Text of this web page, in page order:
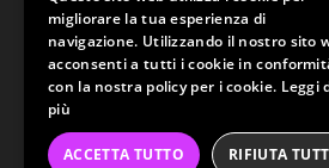
Law & Disclaimer
PRIVACY POLICY
COOKIE POLICY
ORDINE AVVOCATI PERUGIA
migliorare la tua esperienza di
navigazione. Utilizzando il nostro sito
acconsenti a tutti i cookie in
con la nostra policy per i cookie. Leggi
più
ACCETTA TUTTO RIFIUTA